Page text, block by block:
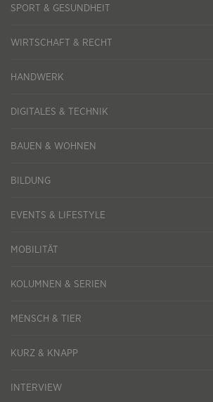
SPORT & GESUNDHEIT
WIRTSCHAFT & RECHT
HANDWERK
DIGITALES & TECHNIK
BAUEN & WOHNEN
BILDUNG
EVENTS & LIFESTYLE
MOBILITÄT
KOLUMNEN & SERIEN
MENSCH & TIER
KURZ & KNAPP
INTERVIEW